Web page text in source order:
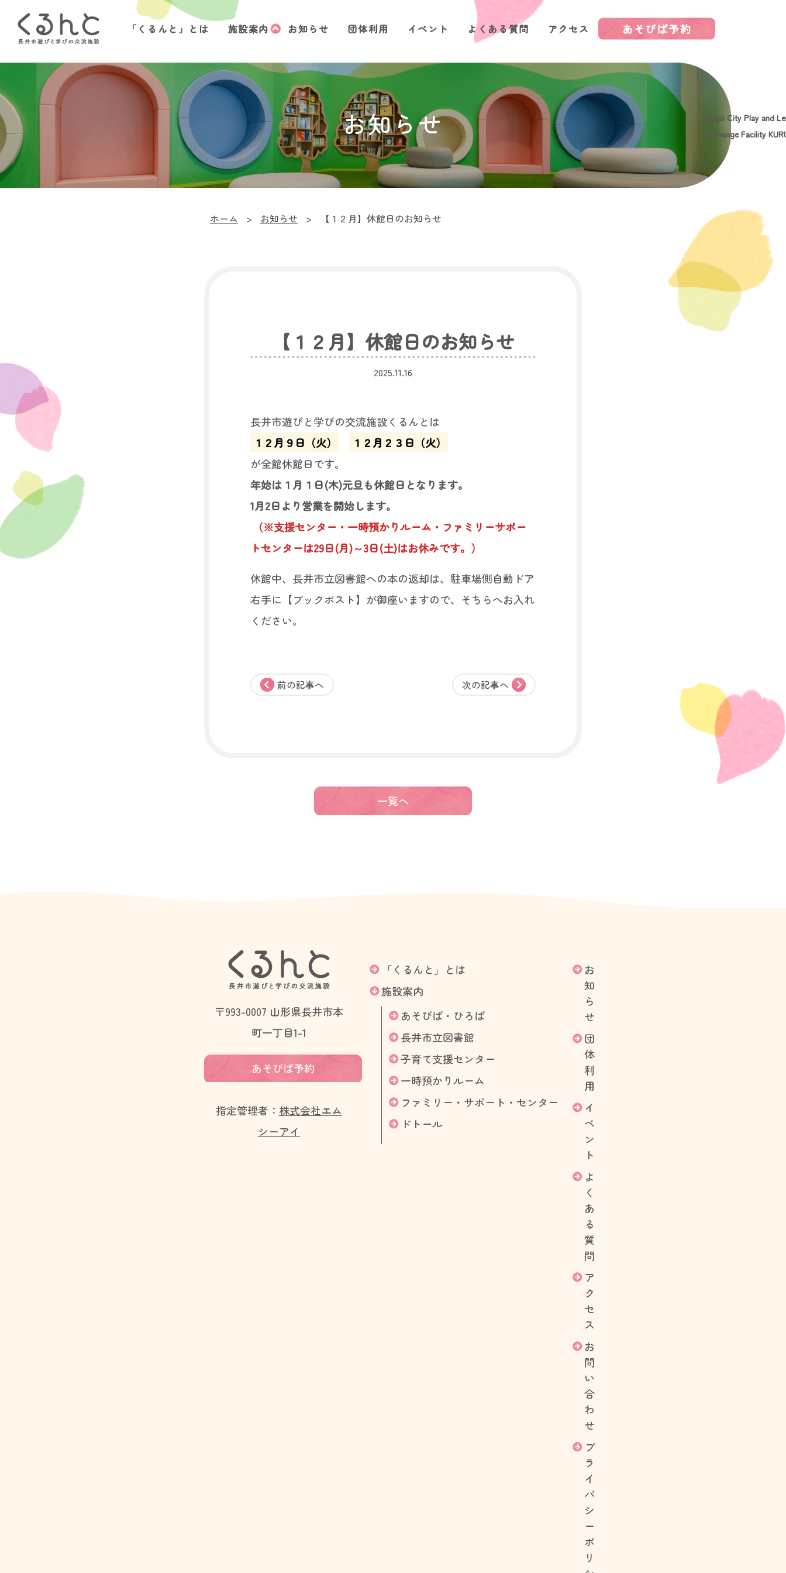
「くるんと」とは 施設案内 お知らせ 団体利用 イベント よくある質問 アクセス あそびば予約
お知らせ
Nagai City Play and
Exchange Facility
ホーム > お知らせ > 【１２月】休館日のお知らせ
【１２月】休館日のお知らせ
2025.11.16
長井市遊びと学びの交流施設くるんとは
１２月９日（火）
１２月２３日（火）
が全館休館日です。
年始は１月１日(木)元旦も休館日となります。
1月2日より営業を開始します。
（※支援センター・一時預かりルーム・ファミリーサポー
トセンターは29日(月)～3日(土)はお休みです。）
休館中、長井市立図書館への本の返却は、駐車場側自動ドア
右手に【ブックポスト】が御座いますので、そちらへお入れ
ください。
前の記事へ 次の記事へ
一覧へ
〒993-0007 山形県長井市本
町一丁目1-1
あそびば予約
指定管理者： 株式会社エム
シーアイ
「くるんと」とは
施設案内
あそびば・ひろば
長井市立図書館
子育て支援センター
一時預かりルーム
ファミリー・サポート・センター
ドトール
お
知
ら
せ
団
体
利
用
イ
ベ
ン
ト
よ
く
あ
る
質
問
ア
ク
セ
ス
お
問
い
合
わ
せ
プ
ラ
イ
バ
シ
ー
ポ
リ